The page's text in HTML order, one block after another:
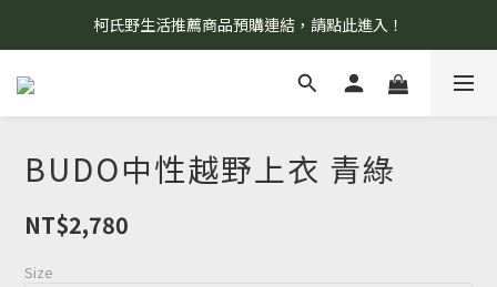
8/7 當天暫停開放工作室。請見諒！
柯氏野生活推薦商品預購連結，請點此進入！
8/7 當天暫停開放工作室。請見諒！
BUDO中性越野上衣 青綠
NT$2,780
Size